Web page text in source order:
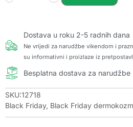
Dostava u roku 2-5 radnih dana
Ne vrijedi za narudžbe vikendom i
su informativni i proizlaze iz
Besplatna dostava za narudžbe
SKU:12718
Black Friday, Black Friday